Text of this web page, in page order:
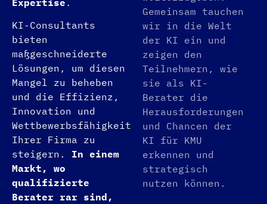
KI-Consultants
bieten
maßgeschneiderte
Lösungen, um diesen
Mangel zu beheben
und die Effizienz,
Innovation und
Wettbewerbsfähigkeit
Ihrer Firma zu
steigern. In einem
Markt, wo
qualifizierte
Berater rar sind,
Gemeinsam tauchen
wir in die Welt
der KI ein und
zeigen den
Teilnehmern, wie
sie als KI-
Berater die
Herausforderungen
und Chancen der
KI für KMU
erkennen und
strategisch
nutzen können.